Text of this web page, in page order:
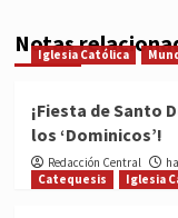
Notas
Iglesia Católica
¡Fiesta de Santo
los ‘Dominicos’!
Redacción Central
Catequesis
Iglesia